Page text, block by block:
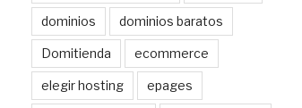
dominios dominios baratos
Domitienda ecommerce
elegir hosting epages